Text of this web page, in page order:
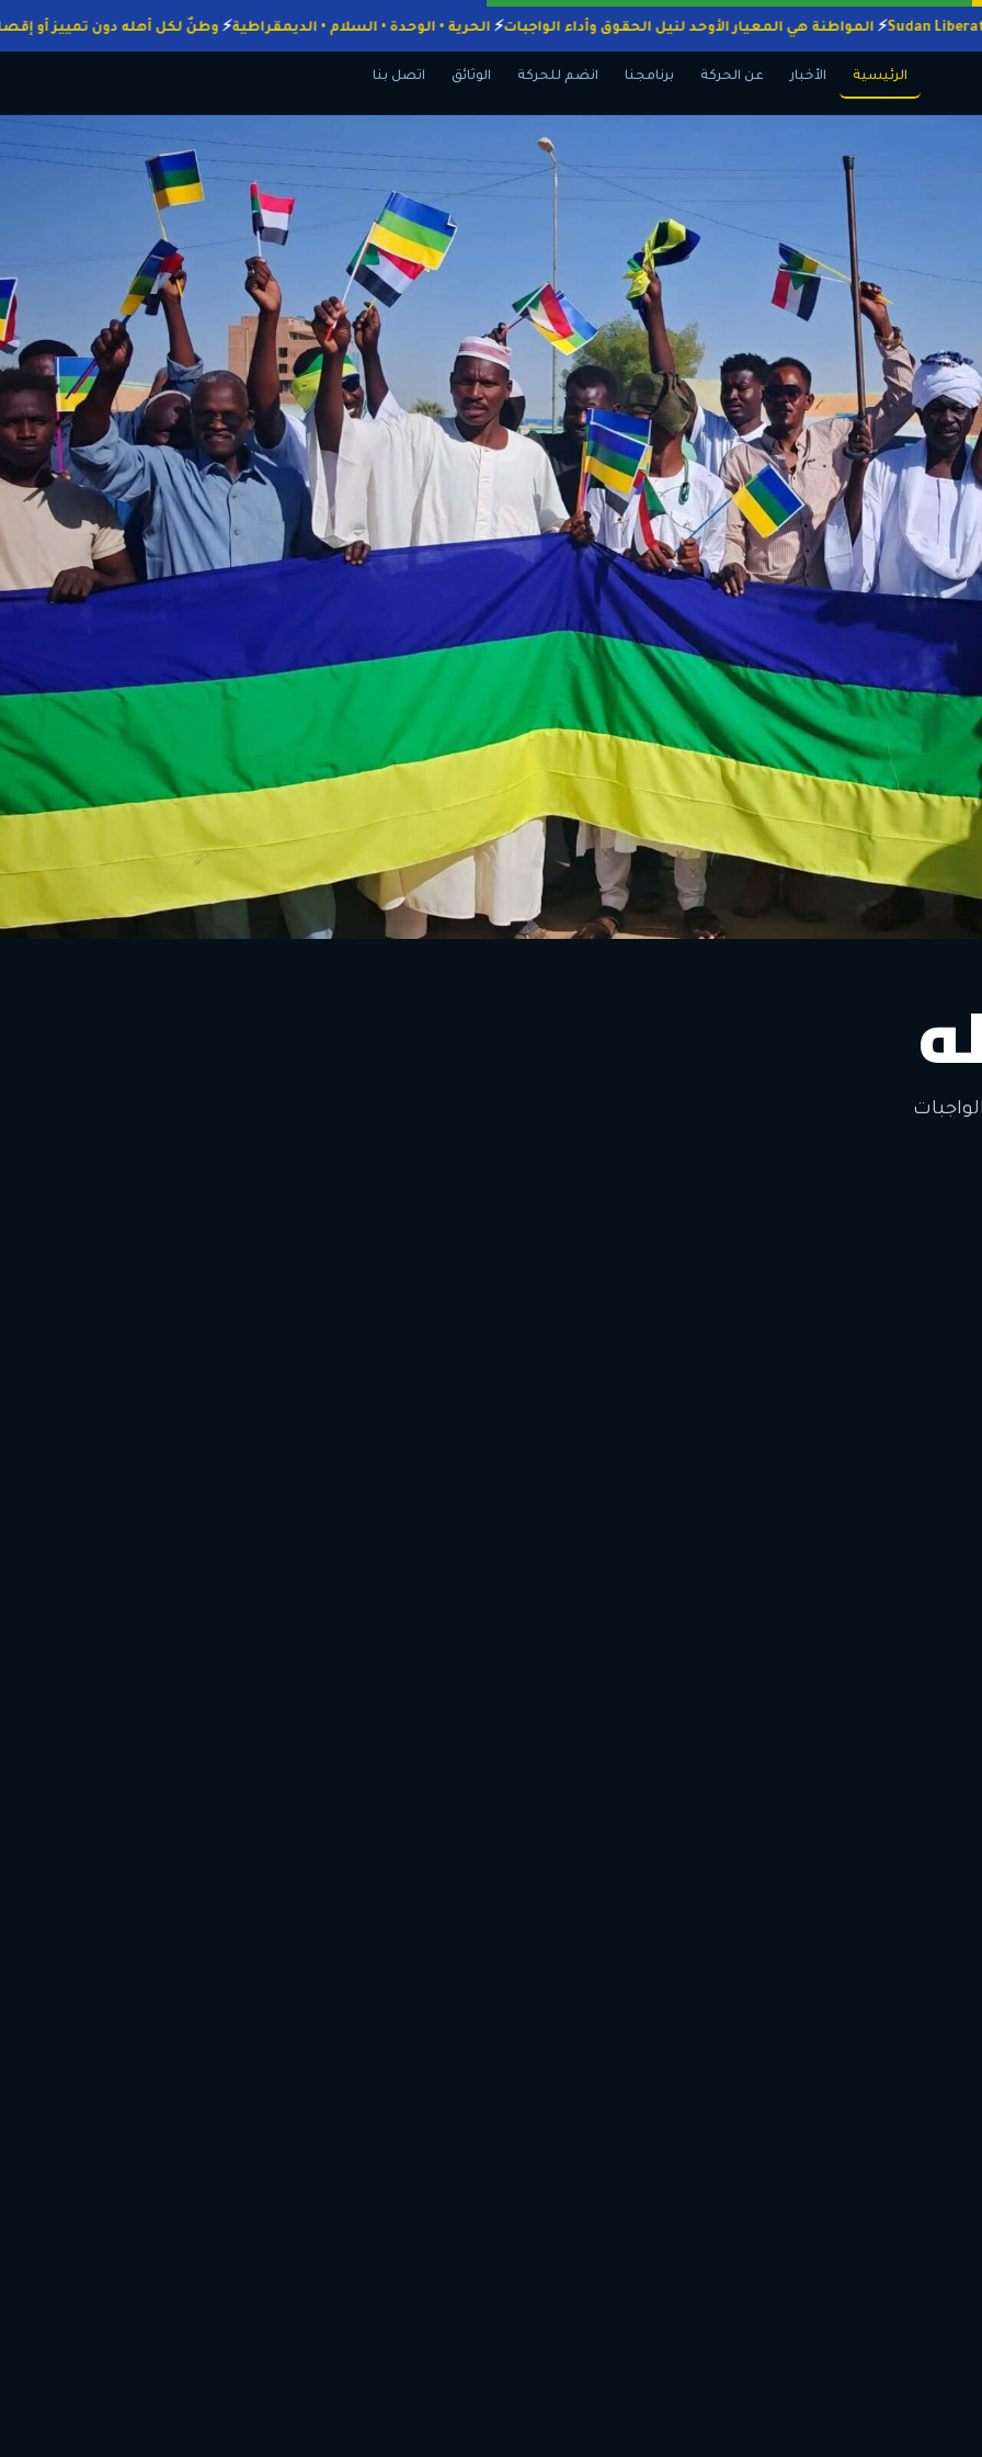
المواطنة هي المعيار الأوحد لنيل الحقوق وأداء الواجبات الحرية • الوحدة • السلام • الديمقراطية وطنٌ لكل أهله دون تمييز
الرئيسية الأخبار عن الحركة برنامجنا انضم للحركة الوثائق اتصل بنا